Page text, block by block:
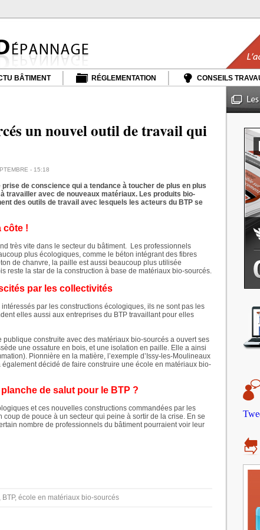
BÂTIMENT RÉGLEMENTATION CONSEILS
un nouvel outil de travail qui
- 15:18
prise de conscience qui a tendance à toucher de plus en plus
travailler avec de nouveaux matériaux. Les produits bio-
des outils de travail avec lesquels les acteurs du BTP se
côte !
très vite dans le secteur du bâtiment. Les professionnels
plus écologiques, comme le béton intégrant des fibres
de chanvre, la paille est aussi beaucoup plus utilisée
reste la star de la construction à base de matériaux bio-sourcés.
par les collectivités
par les constructions écologiques, ils ne sont pas les
elles aussi aux entreprises du BTP travaillant pour elles
construite avec des matériaux bio-sourcés a ouvert ses
une ossature en bois, et une isolation en paille. Elle a ainsi
Pionnière en la matière, l’exemple d’Issy-les-Moulineaux
décidé de faire construire une école en matériaux bio-
de salut pour le BTP ?
et ces nouvelles constructions commandées par les
de pouce à un secteur qui peine à sortir de la crise. En se
nombre de professionnels du bâtiment pourraient voir leur
école en matériaux bio-sourcés